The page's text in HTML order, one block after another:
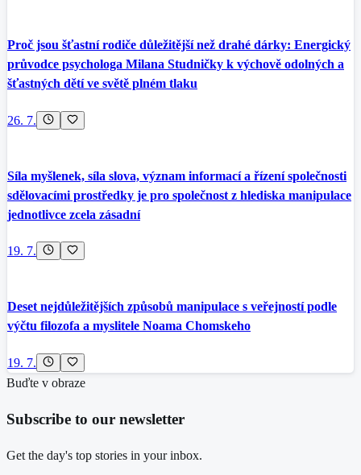
Proč jsou šťastní rodiče důležitější než drahé dárky: Energický
průvodce psychologa Milana Studničky k výchově odolných a
šťastných dětí ve světě plném tlaku
26. 7.
Síla myšlenek, síla slova, význam informací a řízení společnosti
sdělovacími prostředky je pro společnost z hlediska manipulace
jednotlivce zcela zásadní
19. 7.
Deset nejdůležitějších způsobů manipulace s veřejností podle
výčtu filozofa a myslitele Noama Chomskeho
19. 7.
Buďte v obraze
Subscribe to our newsletter
Get the day's top stories in your inbox.